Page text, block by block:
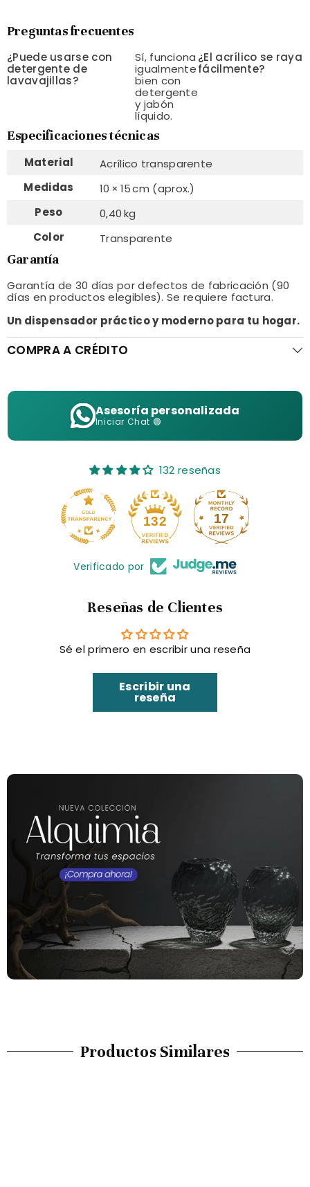
Preguntas frecuentes
¿Puede usarse con
detergente de
lavavajillas?
Sí, funciona
igualmente
bien con
detergente
y jabón
líquido.
¿El acrílico se raya
fácilmente?
Especificaciones técnicas
Material
Acrílico transparente
Medidas
10 × 15 cm (aprox.)
Peso
0,40 kg
Color
Transparente
Garantía
Garantía de 30 días por defectos de fabricación (90
días en productos elegibles). Se requiere factura.
Un dispensador práctico y moderno para tu hogar.
COMPRA A CRÉDITO
Asesoría personalizada
Iniciar Chat 🟢
132 reseñas
132 17
Verificado por
Reseñas de Clientes
Sé el primero en escribir una reseña
Escribir una
reseña
Productos Similares